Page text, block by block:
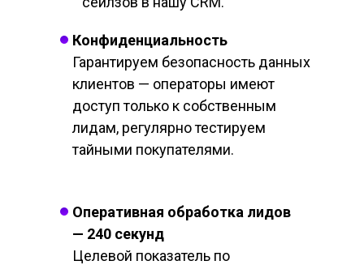
Конфиденциальность
Гарантируем безопасность данных
клиентов — операторы имеют
доступ только к собственным
лидам, регулярно тестируем
тайными покупателями.
Оперативная обработка лидов
— 240 секунд
Целевой показатель по